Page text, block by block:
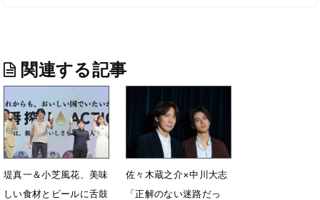
関連する記事
堤真一＆小芝風花、美味
しい食材とビールに舌鼓
佐々木蔵之介×中川大志
「正解のない迷路だっ